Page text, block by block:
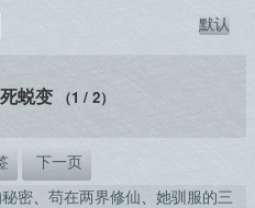
默认
蜕变 （1 / 2）
下一页
密 苟在两界修仙
她驯服的三